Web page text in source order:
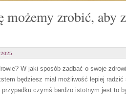
możemy zrobić, aby
W jaki sposób zadbać o swoje
będziesz miał możliwość lepiej
czymś bardzo istotnym jest to